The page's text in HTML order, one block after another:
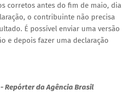
corretos antes do fim de maio, dia
o contribuinte não precisa
É possível enviar uma versão
e depois fazer uma declaração
Repórter da Agência Brasil